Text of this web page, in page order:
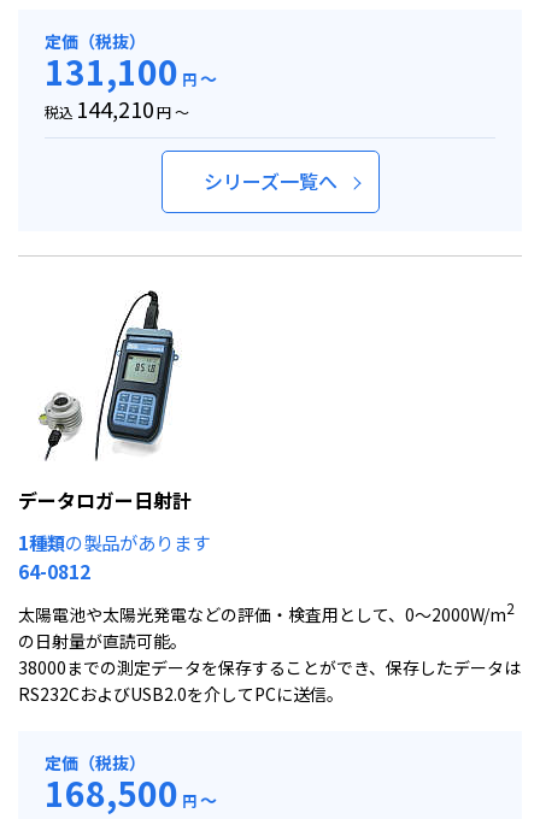
定価（税抜）
131,100 円～
税込 144,210円 ～
シリーズ一覧へ
データロガー日射計
1種類の製品があります
64-0812
太陽電池や太陽光発電などの評価・検査用として、0～2000W/m2
の日射量が直読可能。
38000までの測定データを保存することができ、保存したデータは
RS232CおよびUSB2.0を介してPCに送信。
定価（税抜）
168,500 円～